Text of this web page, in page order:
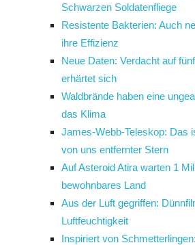
Schwarzen Soldatenfliege
Resistente Bakterien: Auch
ihre Effizienz
Neue Daten: Verdacht auf
erhärtet sich
Waldbrände haben eine
das Klima
James-Webb-Teleskop: Das
von uns entfernter Stern
Auf Asteroid Atira warten 1
bewohnbares Land
Aus der Luft gegriffen:
Luftfeuchtigkeit
Inspiriert von